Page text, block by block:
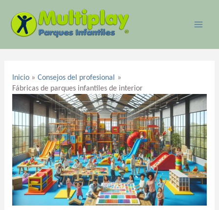
contenido
Inicio
Consejos del profesional
Fábricas de parques infantiles de interior
entradas